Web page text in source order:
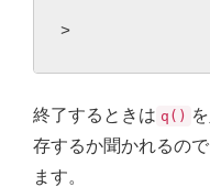
>
終了するときは q()
存するか聞かれるの
ます。